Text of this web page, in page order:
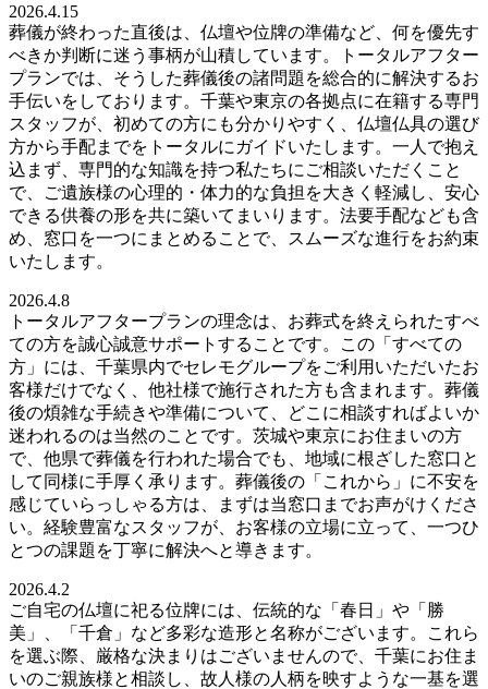
2026.4.15
葬儀が終わった直後は、仏壇や位牌の準備など、何を優先す
べきか判断に迷う事柄が山積しています。トータルアフター
プランでは、そうした葬儀後の諸問題を総合的に解決するお
手伝いをしております。千葉や東京の各拠点に在籍する専門
スタッフが、初めての方にも分かりやすく、仏壇仏具の選び
方から手配までをトータルにガイドいたします。一人で抱え
込まず、専門的な知識を持つ私たちにご相談いただくこと
で、ご遺族様の心理的・体力的な負担を大きく軽減し、安心
できる供養の形を共に築いてまいります。法要手配なども含
め、窓口を一つにまとめることで、スムーズな進行をお約束
いたします。
2026.4.8
トータルアフタープランの理念は、お葬式を終えられたすべ
ての方を誠心誠意サポートすることです。この「すべての
方」には、千葉県内でセレモグループをご利用いただいたお
客様だけでなく、他社様で施行された方も含まれます。葬儀
後の煩雑な手続きや準備について、どこに相談すればよいか
迷われるのは当然のことです。茨城や東京にお住まいの方
で、他県で葬儀を行われた場合でも、地域に根ざした窓口と
して同様に手厚く承ります。葬儀後の「これから」に不安を
感じていらっしゃる方は、まずは当窓口までお声がけくださ
い。経験豊富なスタッフが、お客様の立場に立って、一つひ
とつの課題を丁寧に解決へと導きます。
2026.4.2
ご自宅の仏壇に祀る位牌には、伝統的な「春日」や「勝
美」、「千倉」など多彩な造形と名称がございます。これら
を選ぶ際、厳格な決まりはございませんので、千葉にお住ま
いのご親族様と相談し、故人様の人柄を映すような一基を選